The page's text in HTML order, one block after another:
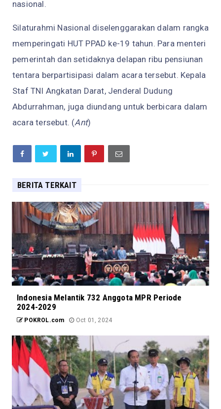
nasional.
Silaturahmi Nasional diselenggarakan dalam rangka
memperingati HUT PPAD ke-19 tahun. Para menteri
pemerintah dan setidaknya delapan ribu pensiunan
tentara berpartisipasi dalam acara tersebut. Kepala
Staf TNI Angkatan Darat, Jenderal Dudung
Abdurrahman, juga diundang untuk berbicara dalam
acara tersebut. (Ant)
BERITA TERKAIT
Indonesia Melantik 732 Anggota MPR Periode
2024-2029
POKROL.com Oct 01, 2024